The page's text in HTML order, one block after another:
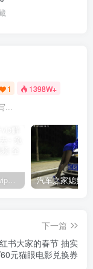
1 1398W+
...
网上分享的 41个vip解析接口 有需要的拿去~ 免费看全网VIP会员视频
下一篇
书大家的春节 抽实
元猫眼电影兑换券